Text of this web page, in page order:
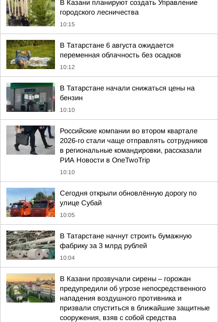
В Казани планируют создать Управление
городского лесничества
10:15
В Татарстане 6 августа ожидается
переменная облачность без осадков
10:12
В Татарстане начали снижаться цены на
бензин
10:10
Российские компании во втором квартале
2026-го стали чаще отправлять сотрудников
в региональные командировки, рассказали
РИА Новости в OneTwoTrip
10:10
Сегодня открыли обновлённую дорогу по
улице Субай
10:05
В Татарстане начнут строить бумажную
фабрику за 3 млрд рублей
10:04
В Казани прозвучали сирены – горожан
предупредили об угрозе непосредственного
нападения воздушного противника и
призвали спуститься в ближайшие защитные
сооружения, взяв с собой средства